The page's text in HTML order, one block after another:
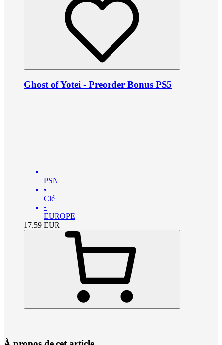
Ghost of Yotei - Preorder Bonus PS5
PSN
•
Clé
•
EUROPE
17.59 EUR